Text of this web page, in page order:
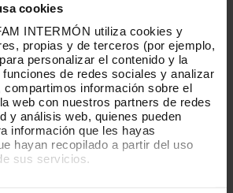
cookies
INTERMÓN utiliza cookies y
propias y de terceros (por ejemplo,
personalizar el contenido y la
de redes sociales y analizar
compartimos información sobre el
web con nuestros partners de redes
y análisis web, quienes pueden
información que les hayas
hayan recopilado a partir del uso
sus servicios.
el 60% de las mujeres ha
su gasto en ocio y
sensiblemente
los hombres.
y cuidados: nuevos ejes
percibe